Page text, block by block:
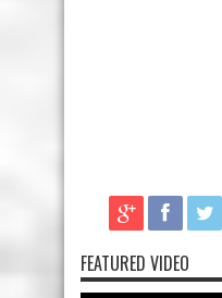
FEATURED VIDEO